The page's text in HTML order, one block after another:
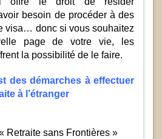
besoin de procéder à des
visa… donc si vous souhaitez
page de votre vie, les
la possibilité de le faire.
des démarches à effectuer
à l’étranger
Retraite sans Frontières »